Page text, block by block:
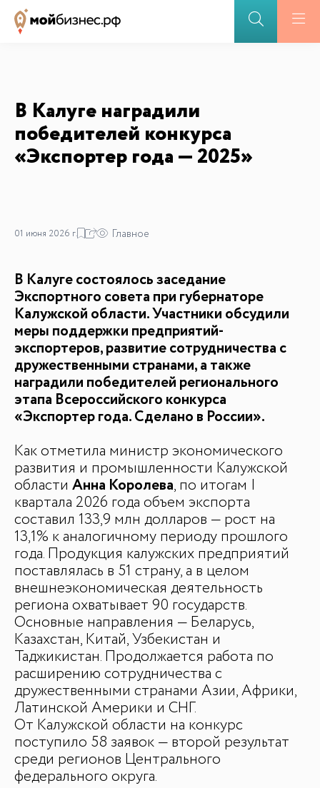
БАЗА ЗНАНИЙ
Вдохновиться
В Калуге наградили
победителей конкурса
«Экспортер года — 2025»
01 июня 2026 г. Главное
В Калуге состоялось заседание
Экспортного совета при губернаторе
Калужской области. Участники обсудили
меры поддержки предприятий-
экспортеров, развитие сотрудничества с
дружественными странами, а также
наградили победителей регионального
этапа Всероссийского конкурса
«Экспортер года. Сделано в России».
Как отметила министр экономического
развития и промышленности Калужской
области Анна Королева, по итогам I
квартала 2026 года объем экспорта
составил 133,9 млн долларов — рост на
13,1% к аналогичному периоду прошлого
года. Продукция калужских предприятий
поставлялась в 51 страну, а в целом
внешнеэкономическая деятельность
региона охватывает 90 государств.
Основные направления — Беларусь,
Казахстан, Китай, Узбекистан и
Таджикистан. Продолжается работа по
расширению сотрудничества с
дружественными странами Азии, Африки,
Латинской Америки и СНГ.
От Калужской области на конкурс
поступило 58 заявок — второй результат
среди регионов Центрального
федерального округа.